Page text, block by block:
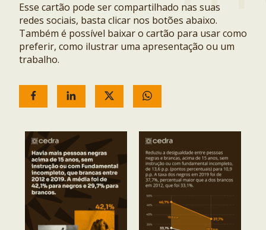
Esse cartão pode ser compartilhado nas suas
redes sociais, basta clicar nos botões abaixo.
Também é possível baixar o cartão para usar como
preferir, como ilustrar uma apresentação ou um
trabalho.